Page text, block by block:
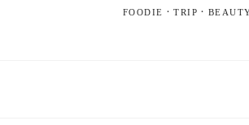
FOODIE．TRIP．